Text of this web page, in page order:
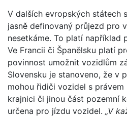
V dalších evropských státech
jasně definovaný průjezd pro
nesetkáme. To platí například
Ve Francii či Španělsku platí
povinnost umožnit vozidlům
Slovensku je stanoveno, že v
mohou řidiči vozidel s
krajnici či jinou část pozemní
určena pro jízdu vozidel. „V